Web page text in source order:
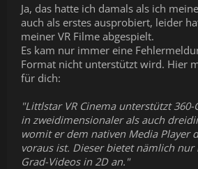
Ja, das hatte ich damals als ich
auch als erstes ausprobiert, leider
meiner VR Filme abgespielt.
Es kam nur immer eine
Format nicht unterstützt wird. Hier
für dich:
"Littlstar VR Cinema unterstützt
in zweidimensionaler als auch
womit er dem nativen Media Player
voraus ist. Dieser bietet nämlich
Grad-Videos in 2D an."